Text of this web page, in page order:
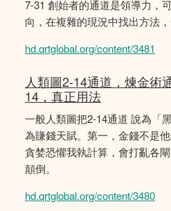
7-31 創始者的通道是領導力，
向，在複雜的現況中找出方法
hd.qrtglobal.org/content/3481
人類圖2-14通道，煉金術
14，真正用法
一般人類圖把2-14通道 說為「
為賺錢天賦。第一，金錢不是
貪婪恐懼我執計算，會打亂各
顛倒。
hd.qrtglobal.org/content/3480